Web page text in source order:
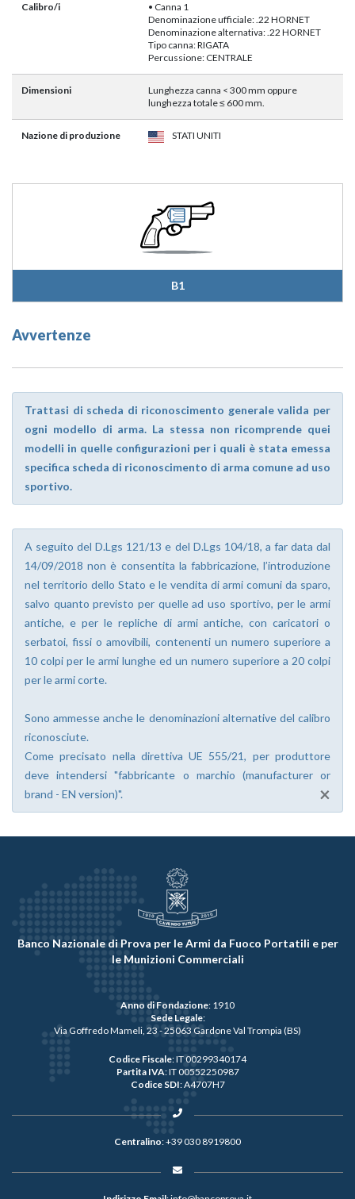
Calibro/i
• Canna 1
Denominazione ufficiale: .22 HORNET
Denominazione alternativa: .22 HORNET
Tipo canna: RIGATA
Percussione: CENTRALE
Dimensioni
Lunghezza canna < 300 mm oppure
lunghezza totale ≤ 600 mm.
Nazione di produzione STATI UNITI
B1
Avvertenze
Trattasi di scheda di riconoscimento generale valida per
ogni modello di arma. La stessa non ricomprende quei
modelli in quelle configurazioni per i quali è stata emessa
specifica scheda di riconoscimento di arma comune ad uso
sportivo.
A seguito del D.Lgs 121/13 e del D.Lgs 104/18, a far data dal
14/09/2018 non è consentita la fabbricazione, l’introduzione
nel territorio dello Stato e le vendita di armi comuni da sparo,
salvo quanto previsto per quelle ad uso sportivo, per le armi
antiche, e per le repliche di armi antiche, con caricatori o
serbatoi, fissi o amovibili, contenenti un numero superiore a
10 colpi per le armi lunghe ed un numero superiore a 20 colpi
per le armi corte.
Sono ammesse anche le denominazioni alternative del calibro
riconosciute.
Come precisato nella direttiva UE 555/21, per produttore
deve intendersi "fabbricante o marchio (manufacturer or
brand - EN version)".
×
Banco Nazionale di Prova per le Armi da Fuoco Portatili e per
le Munizioni Commerciali
Anno di Fondazione: 1910
Sede Legale:
Via Goffredo Mameli, 23 - 25063 Gardone Val Trompia (BS)
Codice Fiscale: IT 00299340174
Partita IVA: IT 00552250987
Codice SDI: A4707H7
Centralino:+39 030 8919800